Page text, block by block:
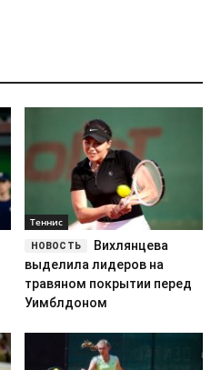
Теннис
Вихлянцева
выделила лидеров на
травяном покрытии перед
Уимблдоном